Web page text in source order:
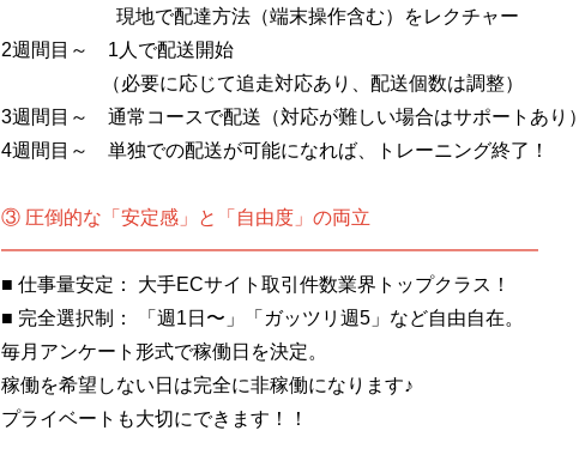
現地で配達方法（端末操作含む）をレクチャー
2週間目～ 1人で配送開始
（必要に応じて追走対応あり、配送個数は調整）
3週間目～ 通常コースで配送（対応が難しい場合はサポートあり）
4週間目～ 単独での配送が可能になれば、トレーニング終了！
③ 圧倒的な「安定感」と「自由度」の両立
━━━━━━━━━━━━━━━━━━━━━━━━━━━━
■ 仕事量安定： 大手ECサイト取引件数業界トップクラス！
■ 完全選択制： 「週1日〜」「ガッツリ週5」など自由自在。
毎月アンケート形式で稼働日を決定。
稼働を希望しない日は完全に非稼働になります♪
プライベートも大切にできます！！